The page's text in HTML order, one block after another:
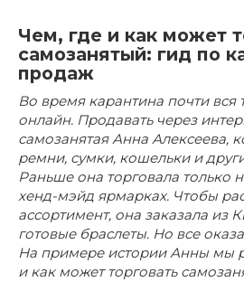
Чем, где и как может
самозанятый: гид по
продаж
Во время карантина почти вся
онлайн. Продавать через
самозанятая Анна Алексеева,
ремни, сумки, кошельки и
Раньше она торговала только
хенд-мэйд ярмарках. Чтобы
ассортимент, она заказала из
готовые браслеты. Но все
На примере истории Анны мы
и как может торговать